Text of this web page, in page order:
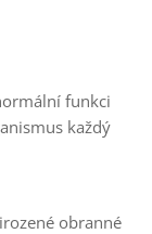
funkci
každý
obranné